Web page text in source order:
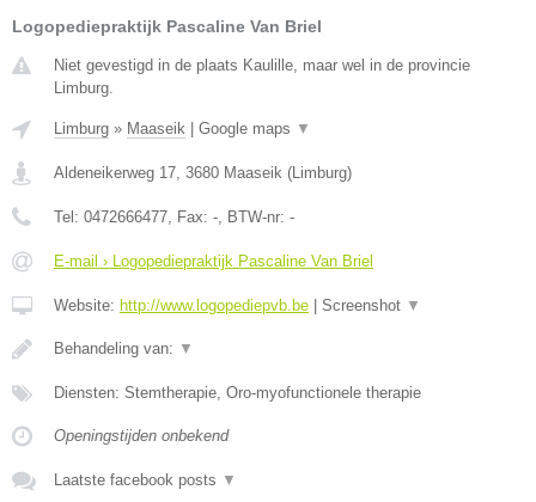
Logopediepraktijk Pascaline Van Briel
Niet gevestigd in de plaats Kaulille, maar wel in de provincie
Limburg.
Limburg » Maaseik Google maps ▼
Aldeneikerweg 17, 3680 Maaseik (Limburg)
Tel: 0472666477, Fax: -, BTW-nr: -
E-mail › Logopediepraktijk Pascaline Van Briel
Website: http://www.logopediepvb.be Screenshot ▼
Behandeling van: ▼
Diensten: Stemtherapie, Oro-myofunctionele therapie
Openingstijden onbekend
Laatste facebook posts ▼